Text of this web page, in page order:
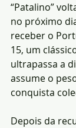
“Patalino”
no próximo
receber o
15, um
ultrapassa a
assume o
conquista
Depois da